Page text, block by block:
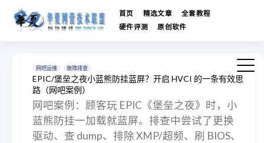
首页 精选文章
全套教程
硬件评测
原创软件
网吧运维 故障排查
EPIC/堡垒之夜小蓝熊防挂蓝屏？开启 HVCI 的一条有效思
路（网吧案例）
网吧案例：顾客玩 EPIC《堡垒之夜》时，小
蓝熊防挂一加载就蓝屏。排查中尝试了更换
驱动、查 dump、排除 XMP/超频、刷 BIOS、